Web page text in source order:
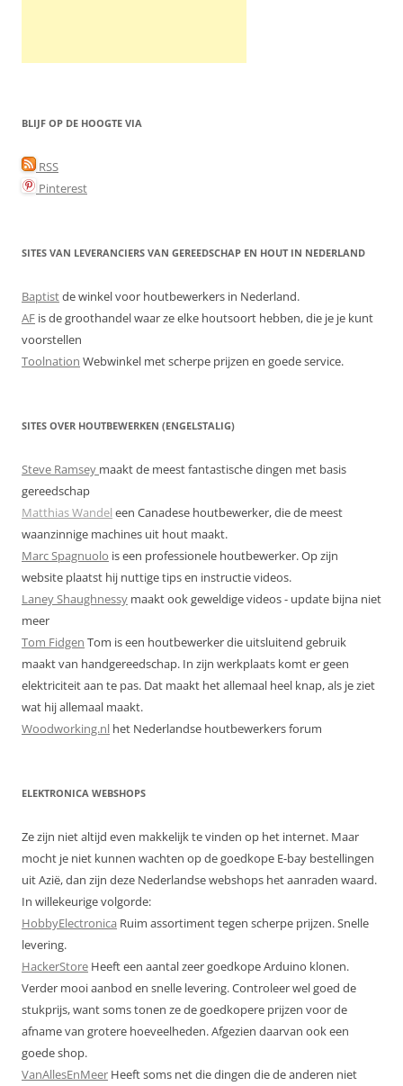
BLIJF OP DE HOOGTE VIA
RSS
Pinterest
SITES VAN LEVERANCIERS VAN GEREEDSCHAP EN HOUT IN NEDERLAND
Baptistde winkel voor houtbewerkers in Nederland.
AF is de groothandel waar ze elke houtsoort hebben, die je je kunt
voorstellen
Toolnation Webwinkel met scherpe prijzen en goede service.
SITES OVER HOUTBEWERKEN (ENGELSTALIG)
Steve Ramsey maakt de meest fantastische dingen met basis
gereedschap
Matthias Wandel een Canadese houtbewerker, die de meest
waanzinnige machines uit hout maakt.
Marc Spagnuolo is een professionele houtbewerker. Op zijn
website plaatst hij nuttige tips en instructie videos.
Laney Shaughnessy maakt ook geweldige videos - update bijna niet
meer
Tom Fidgen Tom is een houtbewerker die uitsluitend gebruik
maakt van handgereedschap. In zijn werkplaats komt er geen
elektriciteit aan te pas. Dat maakt het allemaal heel knap, als je ziet
wat hij allemaal maakt.
Woodworking.nl het Nederlandse houtbewerkers forum
ELEKTRONICA WEBSHOPS
Ze zijn niet altijd even makkelijk te vinden op het internet. Maar
mocht je niet kunnen wachten op de goedkope E-bay bestellingen
uit Azië, dan zijn deze Nederlandse webshops het aanraden waard.
In willekeurige volgorde:
HobbyElectronica Ruim assortiment tegen scherpe prijzen. Snelle
levering.
HackerStore Heeft een aantal zeer goedkope Arduino klonen.
Verder mooi aanbod en snelle levering. Controleer wel goed de
stukprijs, want soms tonen ze de goedkopere prijzen voor de
afname van grotere hoeveelheden. Afgezien daarvan ook een
goede shop.
VanAllesEnMeer Heeft soms net die dingen die de anderen niet